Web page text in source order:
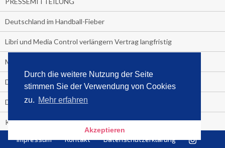
Durch die weitere Nutzung der Seite
stimmen Sie der Verwendung von Cookies
zu. Mehr erfahren
Akzeptieren
Deutschland im Handball-Fieber
Libri und Media Control verlängern Vertrag langfristig
Medienquiz:
Deutschlands Jahrescharts 2018
Die TV-Quotenkönige 2018
KNV und Media Control verlängern vorzeitig Zusammenarbeit
STRENG VERTRAULICH
Impressum Kontakt Datenschutzerklärung